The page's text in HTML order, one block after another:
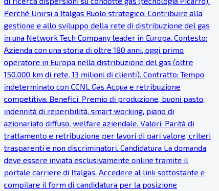
Perché Unirsi a Italgas Ruolo strategico: Contribuire alla
gestione e allo sviluppo della rete di distribuzione del gas
in una Network Tech Company leader in Europa. Contesto:
Azienda con una storia di oltre 180 anni, oggi primo
operatore in Europa nella distribuzione del gas (oltre
150.000 km di rete, 13 milioni di clienti). Contratto: Tempo
indeterminato con CCNL Gas Acqua e retribuzione
competitiva. Benefici: Premio di produzione, buoni pasto,
indennità di reperibilità, smart working, piano di
azionariato diffuso, welfare aziendale. Valori: Parità di
trattamento e retribuzione per lavori di pari valore, criteri
trasparenti e non discriminatori. Candidatura La domanda
deve essere inviata esclusivamente online tramite il
portale carriere di Italgas. Accedere al link sottostante e
compilare il form di candidatura per la posizione